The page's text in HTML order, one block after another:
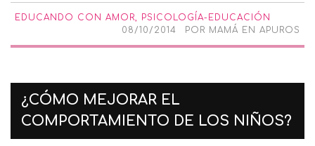
EDUCANDO CON AMOR, PSICOLOGÍA-EDUCACIÓN
08/10/2014
POR MAMÁ EN APUROS
¿CÓMO MEJORAR EL
COMPORTAMIENTO DE LOS NIÑOS?